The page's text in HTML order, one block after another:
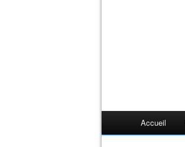
Accueil